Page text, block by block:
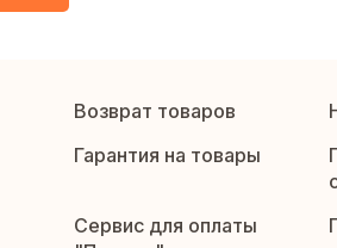
Возврат товаров
Гарантия на товары
Сервис для оплаты